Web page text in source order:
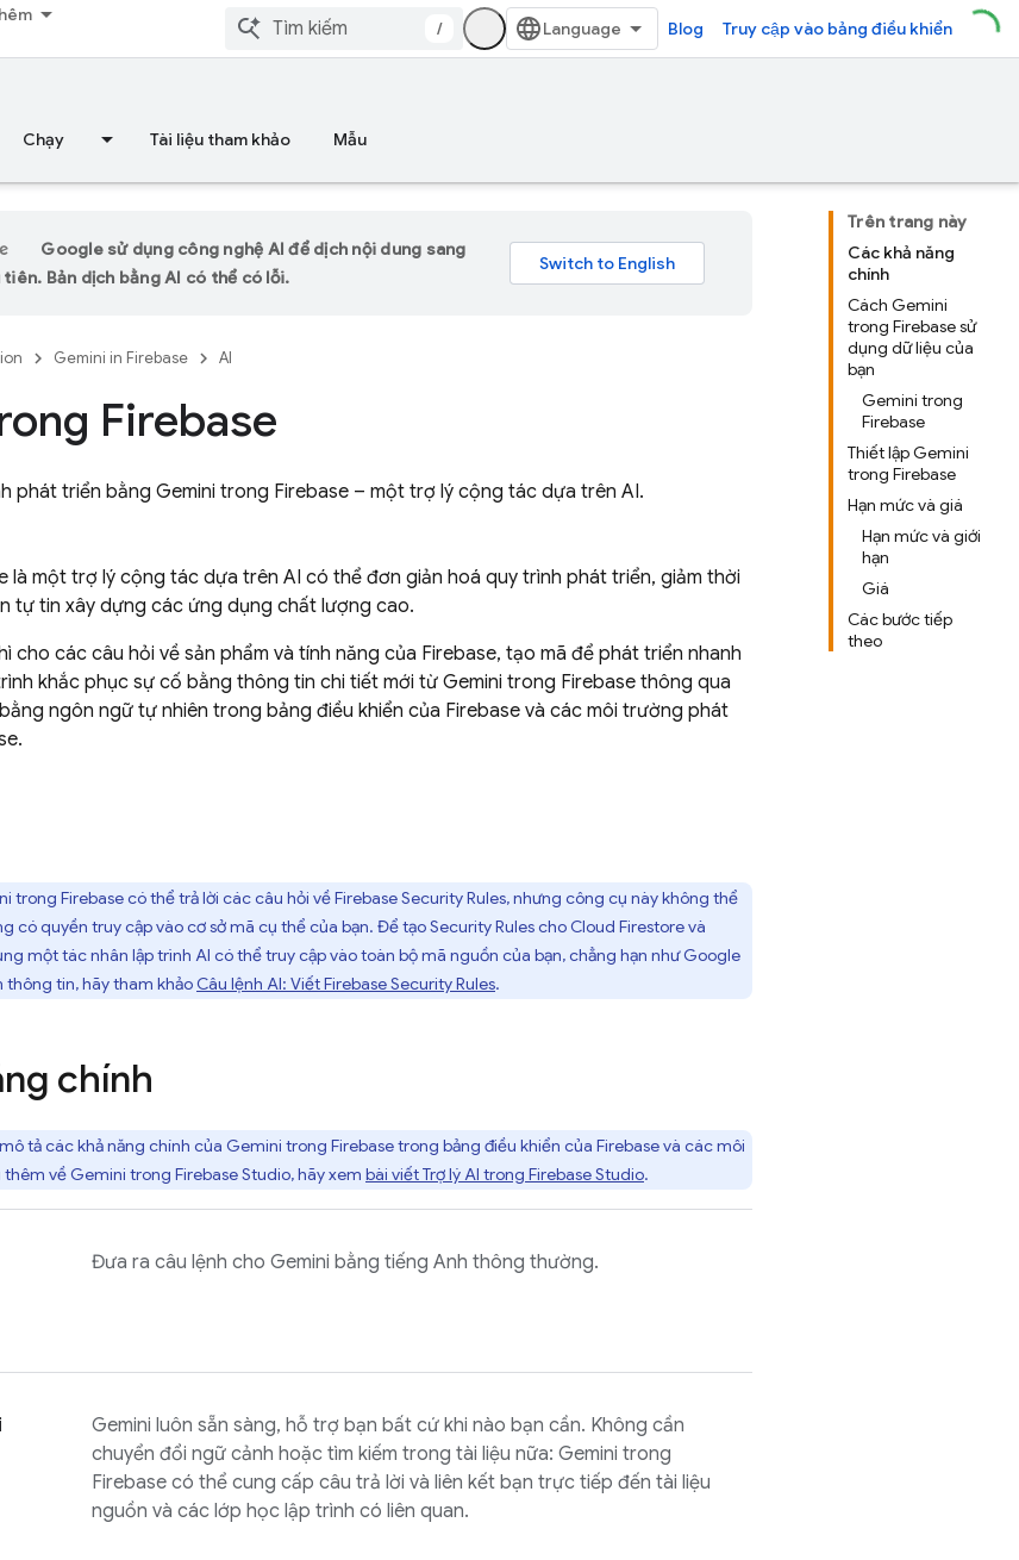
/ Blog Truy cập vào bảng điều khiển
Chạy Tài liệu tham khảo Mẫu
Trên trang này
Các khả năng
chính
Cách Gemini
trong Firebase sử
dụng dữ liệu của
bạn
Gemini trong
Firebase
Thiết lập Gemini
trong Firebase
Hạn mức và giá
Hạn mức và giới
hạn
Giá
Các bước tiếp
theo
Google sử dụng công nghệ AI để dịch nội dung sang
Bản dịch bằng AI có thể có lỗi.
Gemini in Firebase AI
Firebase
phát triển bằng Gemini trong Firebase – một trợ lý cộng tác dựa trên AI.
là một trợ lý cộng tác dựa trên AI có thể đơn giản hoá quy trình phát triển, giảm thời
tự tin xây dựng các ứng dụng chất lượng cao.
cho các câu hỏi về sản phẩm và tính năng của Firebase, tạo mã để phát triển nhanh
khắc phục sự cố bằng thông tin chi tiết mới từ Gemini trong Firebase thông qua
ngôn ngữ tự nhiên trong bảng điều khiển của Firebase và các môi trường phát
trong Firebasecó thể trả lời các câu hỏi vềFirebase Security Rules, nhưng công cụ này không thể
có quyền truy cập vào cơ sở mã cụ thể của bạn. Để tạoSecurity Rulescho Cloud Firestorevà
một tác nhân lập trình AI có thể truy cập vào toàn bộ mã nguồn của bạn, chẳng hạn nhưGoogle
thông tin, hãy tham khảo Câu lệnh AI: ViếtFirebase Security Rules.
chính
tả các khả năng chính của Gemini trong Firebasetrong bảng điều khiển của Firebasevà các môi
thêm về Gemini trong Firebase Studio, hãy xem bài viết Trợ lý AI trong Firebase Studio.
Đưa ra câu lệnh cho Gemini bằng tiếng Anh thông thường.
Gemini luôn sẵn sàng, hỗ trợ bạn bất cứ khi nào bạn cần. Không cần
chuyển đổi ngữ cảnh hoặc tìm kiếm trong tài liệu nữa: Gemini trong
Firebase có thể cung cấp câu trả lời và liên kết bạn trực tiếp đến tài liệu
nguồn và các lớp học lập trình có liên quan.